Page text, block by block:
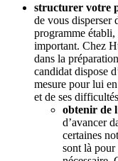
structurer votre
de vous disperser
programme établi,
important. Chez
dans la
candidat dispose
mesure pour lui
et de ses
obtenir de
d’avancer
certaines
sont là pour